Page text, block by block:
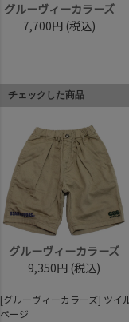
グルーヴィーカラーズ
7,700円 (税込)
チェックした商品
グルーヴィーカラーズ
9,350円 (税込)
[グルーヴィーカラーズ] ツイ
ページ